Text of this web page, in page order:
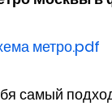
метро.pdf
самый